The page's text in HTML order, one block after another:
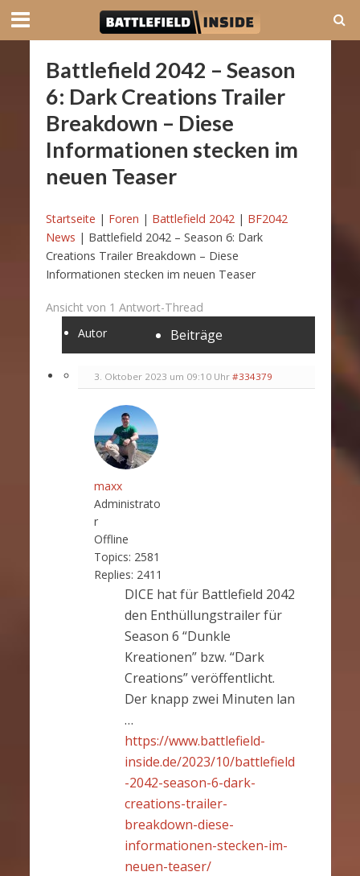
Battlefield 2042 – Season
6: Dark Creations Trailer
Breakdown – Diese
Informationen stecken im
neuen Teaser
Startseite | Foren | Battlefield 2042 | BF2042
News | Battlefield 2042 – Season 6: Dark
Creations Trailer Breakdown – Diese
Informationen stecken im neuen Teaser
Ansicht von 1 Antwort-Thread
Autor
Beiträge
3. Oktober 2023 um 09:10 Uhr #334379
maxx
Administrato
r
Offline
Topics: 2581
Replies: 2411
DICE hat für Battlefield 2042
den Enthüllungstrailer für
Season 6 “Dunkle
Kreationen” bzw. “Dark
Creations” veröffentlicht.
Der knapp zwei Minuten lan
…
https://www.battlefield-
inside.de/2023/10/battlefield
-2042-season-6-dark-
creations-trailer-
breakdown-diese-
informationen-stecken-im-
neuen-teaser/